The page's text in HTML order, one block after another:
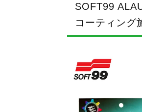
News 2024.8.1
SOFT99
コーティング